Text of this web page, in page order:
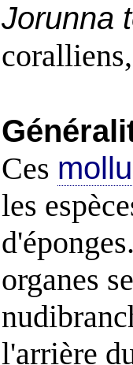
Jorunna
Ces
les
organes
l'arrière